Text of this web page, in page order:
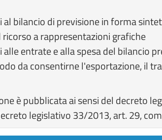
al bilancio di previsione in forma
ricorso a rappresentazioni grafiche
alle entrate e alla spesa del bilancio
da consentirne l'esportazione, il
è pubblicata ai sensi del decreto
legislativo 33/2013, art. 29,